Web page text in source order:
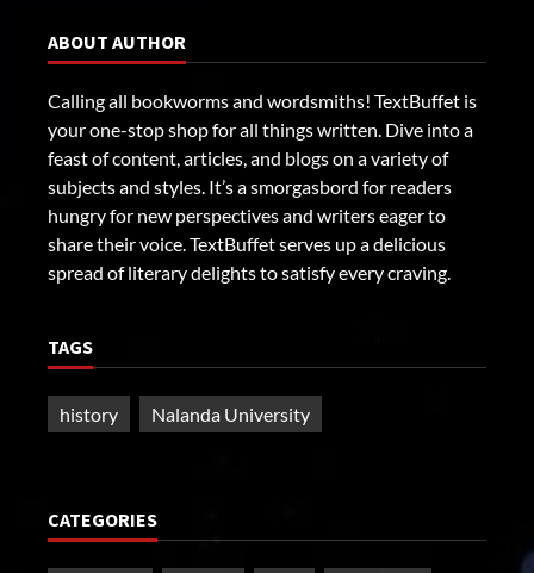
ABOUT AUTHOR
Calling all bookworms and wordsmiths! TextBuffet is
your one-stop shop for all things written. Dive into a
feast of content, articles, and blogs on a variety of
subjects and styles. It’s a smorgasbord for readers
hungry for new perspectives and writers eager to
share their voice. TextBuffet serves up a delicious
spread of literary delights to satisfy every craving.
TAGS
history Nalanda University
CATEGORIES